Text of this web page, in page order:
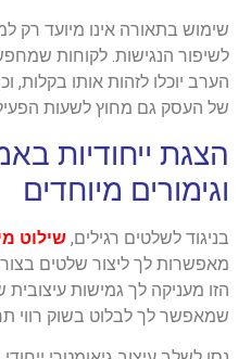
שימוש בתאורה אינו מיועד רק
לשיפור הנגישות. לקוחות
הערב יוכלו לזהות אותו בקלות,
של העסק גם מחוץ לשעות
הצגת ייחודיות
וגימורים מיוחדים
בניגוד לשלטים רגילים, שילוט
מאפשרות לך ליצור שלטים
הזו מעניקה לך גמישות
שמאפשר לך לבלוט בשוק רווי